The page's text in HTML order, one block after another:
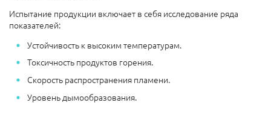
Испытание продукции включает в себя исследование ряда
показателей:
Устойчивость к высоким температурам.
Токсичность продуктов горения.
Скорость распространения пламени.
Уровень дымообразования.